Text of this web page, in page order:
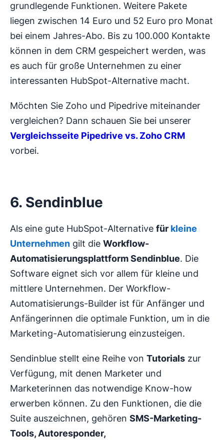
grundlegende Funktionen. Weitere Pakete
liegen zwischen 14 Euro und 52 Euro pro Monat
bei einem Jahres-Abo. Bis zu 100.000 Kontakte
können in dem CRM gespeichert werden, was
es auch für große Unternehmen zu einer
interessanten HubSpot-Alternative macht.
Möchten Sie Zoho und Pipedrive miteinander
vergleichen? Dann schauen Sie bei unserer
Vergleichsseite Pipedrive vs. Zoho CRM
vorbei.
6. Sendinblue
Als eine gute HubSpot-Alternative für kleine
Unternehmen gilt die Workflow-
Automatisierungsplattform Sendinblue. Die
Software eignet sich vor allem für kleine und
mittlere Unternehmen. Der Workflow-
Automatisierungs-Builder ist für Anfänger und
Anfängerinnen die optimale Funktion, um in die
Marketing-Automatisierung einzusteigen.
Sendinblue stellt eine Reihe von Tutorials zur
Verfügung, mit denen Marketer und
Marketerinnen das notwendige Know-how
erwerben können. Zu den Funktionen, die die
Suite auszeichnen, gehören SMS-Marketing-
Tools, Autoresponder,